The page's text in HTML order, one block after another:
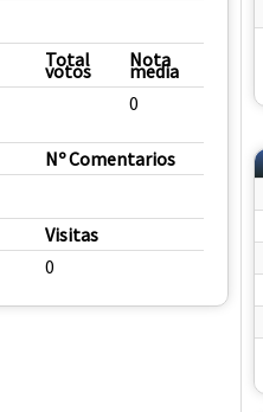
Total
votos Nota
media
0
Nº Comentarios
Visitas
0